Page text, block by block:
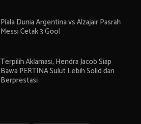
Piala Dunia Argentina vs Alzajair Pasrah
Messi Cetak 3 Gool
Terpilih Aklamasi, Hendra Jacob Siap
Bawa PERTINA Sulut Lebih Solid dan
Berprestasi